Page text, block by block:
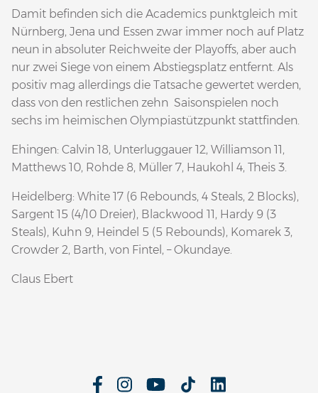
Damit befinden sich die Academics punktgleich mit
Nürnberg, Jena und Essen zwar immer noch auf Platz
neun in absoluter Reichweite der Playoffs, aber auch
nur zwei Siege von einem Abstiegsplatz entfernt. Als
positiv mag allerdings die Tatsache gewertet werden,
dass von den restlichen zehn Saisonspielen noch
sechs im heimischen Olympiastützpunkt stattfinden.
Ehingen: Calvin 18, Unterluggauer 12, Williamson 11,
Matthews 10, Rohde 8, Müller 7, Haukohl 4, Theis 3.
Heidelberg: White 17 (6 Rebounds, 4 Steals, 2 Blocks),
Sargent 15 (4/10 Dreier), Blackwood 11, Hardy 9 (3
Steals), Kuhn 9, Heindel 5 (5 Rebounds), Komarek 3,
Crowder 2, Barth, von Fintel, – Okundaye.
Claus Ebert